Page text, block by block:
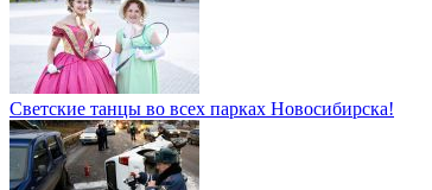
Светские танцы во всех парках Новосибирска!